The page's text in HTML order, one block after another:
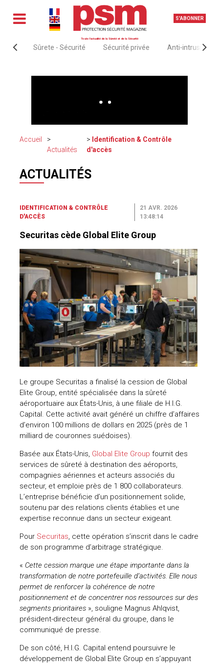
S'ABONNER
Toute l'actualité de la Sûreté et de la Sécurité
Sûrete - Sécurité Sécurité privée Anti-intrusion &
Accueil
Actualités
Identification & Contrôle
d'accès
ACTUALITÉS
IDENTIFICATION & CONTRÔLE
D'ACCÈS
21 AVR. 2026
13:48:14
Securitas cède Global Elite Group
Le groupe Securitas a finalisé la cession de Global
Elite Group, entité spécialisée dans la sûreté
aéroportuaire aux États-Unis, à une filiale de H.I.G.
Capital. Cette activité avait généré un chiffre d’affaires
d’environ 100 millions de dollars en 2025 (près de 1
milliard de couronnes suédoises).
Basée aux États-Unis, Global Elite Group fournit des
services de sûreté à destination des aéroports,
compagnies aériennes et acteurs associés du
secteur, et emploie près de 1 800 collaborateurs.
L’entreprise bénéficie d’un positionnement solide,
soutenu par des relations clients établies et une
expertise reconnue dans un secteur exigeant.
Pour Securitas , cette opération s’inscrit dans le cadre
de son programme d’arbitrage stratégique.
« Cette cession marque une étape importante dans la
transformation de notre portefeuille d’activités. Elle nous
permet de renforcer la cohérence de notre
positionnement et de concentrer nos ressources sur des
segments prioritaires », souligne Magnus Ahlqvist,
président-directeur général du groupe, dans le
communiqué de presse.
De son côté, H.I.G. Capital entend poursuivre le
développement de Global Elite Group en s’appuyant